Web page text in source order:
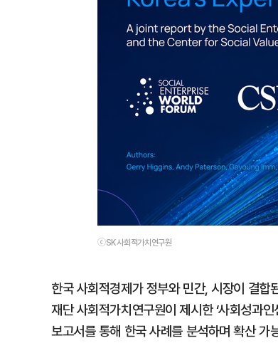
ⓒSK사회적가치연구원
한국 사회적경제가 정부와 민간, 시장이 결
재단 사회적가치연구원이 제시한 ‘사회성과
보고서를 통해 한국 사례를 분석하며 확산 가